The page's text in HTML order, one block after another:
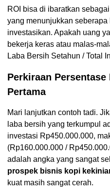
ROI bisa di ibaratkan
yang menunjukkan
investasikan. Apakah uang
bekerja keras atau malas-
Laba Bersih Setahun / Total
Perkiraan Persentase
Pertama
Mari lanjutkan contoh tadi.
laba bersih yang terkumpul
investasi Rp450.000.000,
(Rp160.000.000 /
adalah angka yang sangat
prospek bisnis kopi
kuat masih sangat cerah.